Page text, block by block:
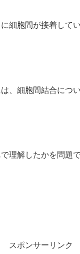
細胞間が接着して
、細胞間結合につ
理解したかを問題
スポンサーリンク